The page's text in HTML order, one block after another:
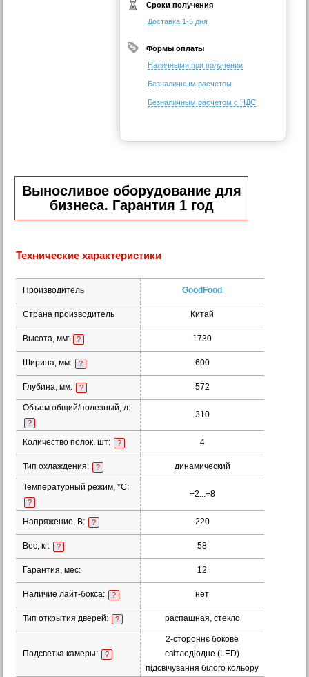
Сроки получения
Доставка 1-5 дня
Формы оплаты
Наличными при получении
Безналичным расчетом
Безналичным расчетом с НДС
Выносливое оборудование для
бизнеса. Гарантия 1 год
Технические характеристики
Производитель GoodFood
Страна производитель Китай
Высота, мм: ? 1730
Ширина, мм: ? 600
Глубина, мм: ? 572
Объем общий/полезный, л:
?
310
Количество полок, шт: ? 4
Тип охлаждения: ? динамический
Температурный режим, *С:
?
+2...+8
Напряжение, В: ? 220
Вес, кг: ? 58
Гарантия, мес: 12
Наличие лайт-бокса: ? нет
Тип открытия дверей: ? распашная, стекло
Подсветка камеры: ?
2-стороннє бокове
світлодіодне (LED)
підсвічування білого кольору